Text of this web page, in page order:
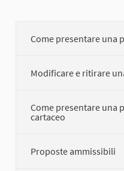
Come presentare una
Modificare e ritirare
Come presentare una
cartaceo
Proposte ammissibili